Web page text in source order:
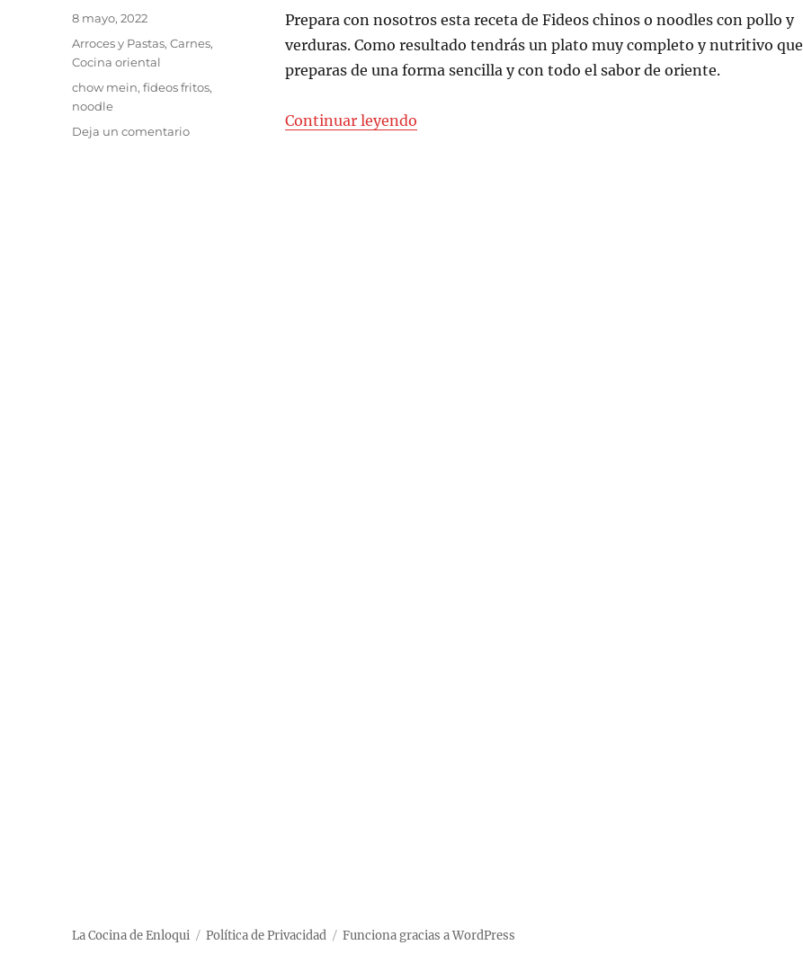
Prepara con nosotros esta receta de Fideos chinos o noodles con pollo y
verduras. Como resultado tendrás un plato muy completo y nutritivo que
preparas de una forma sencilla y con todo el sabor de oriente.
Continuar leyendo«Fideos chinos o noodles con pollo y verduras»
Publicado
8 mayo, 2022
Categorías
Arroces y Pastas,Carnes,
Cocina oriental
Etiquetas
chow mein,fideos fritos,
noodle
Deja un comentarioen
La Cocina de Enloqui Política de Privacidad Funciona gracias a WordPress